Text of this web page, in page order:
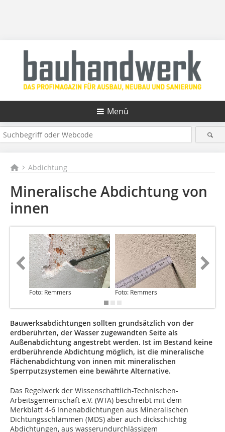
Menü
Abdichtung
Mineralische Abdichtung von
innen
Foto: Remmers Foto: Remmers
Bauwerksabdichtungen sollten grundsätzlich von der
erdberührten, der Wasser zugewandten Seite als
Außenabdichtung angestrebt werden. Ist im Bestand keine
erdberührende Abdichtung möglich, ist die mineralische
Flächenabdichtung von innen mit mineralischen
Sperrputzsystemen eine bewährte Alternative.
Das Regelwerk der Wissenschaftlich-Technischen-
Arbeitsgemeinschaft e.V. (WTA) beschreibt mit dem
Merkblatt 4-6 Innenabdichtungen aus Mineralischen
Dichtungsschlämmen (MDS) aber auch dickschichtig
Abdichtungen, aus wasserundurchlässigem